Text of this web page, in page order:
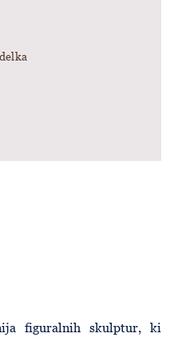
figuralnih skulptur, ki